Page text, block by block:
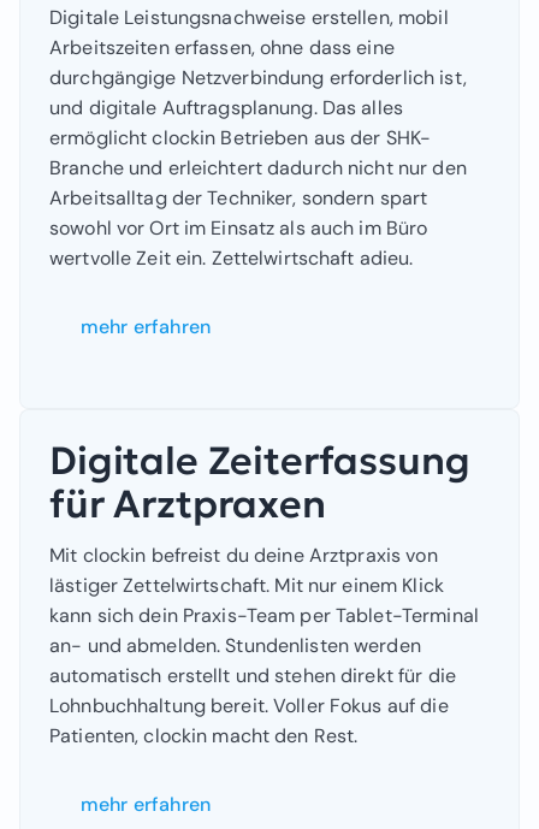
Digitale Leistungsnachweise erstellen, mobil
Arbeitszeiten erfassen, ohne dass eine
durchgängige Netzverbindung erforderlich ist,
und digitale Auftragsplanung. Das alles
ermöglicht clockin Betrieben aus der SHK-
Branche und erleichtert dadurch nicht nur den
Arbeitsalltag der Techniker, sondern spart
sowohl vor Ort im Einsatz als auch im Büro
wertvolle Zeit ein. Zettelwirtschaft adieu.
mehr erfahren
Digitale Zeiterfassung
für Arztpraxen
Mit clockin befreist du deine Arztpraxis von
lästiger Zettelwirtschaft. Mit nur einem Klick
kann sich dein Praxis-Team per Tablet-Terminal
an- und abmelden. Stundenlisten werden
automatisch erstellt und stehen direkt für die
Lohnbuchhaltung bereit. Voller Fokus auf die
Patienten, clockin macht den Rest.
mehr erfahren